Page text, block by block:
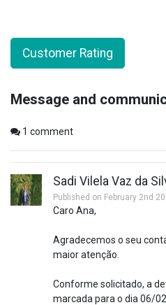
Customer Rating
Message and
1 comment
Sadi Vilela Vaz da
Published on February 2nd
Caro Ana,
Agradecemos o seu
maior atenção.
Conforme solicitado, a
marcada para o dia 06/